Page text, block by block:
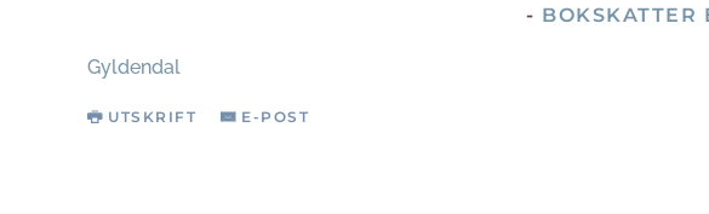
- BOKSKATTER
Gyldendal
UTSKRIFT E-POST